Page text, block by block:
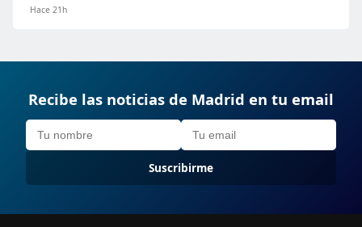
Hace 21h
Recibe las noticias de Madrid en tu email
Suscribirme